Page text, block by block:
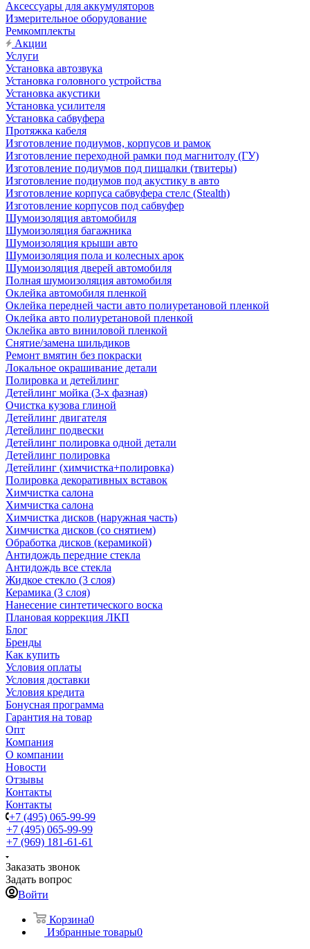
Аксессуары для аккумуляторов
Измерительное оборудование
Ремкомплекты
Акции
Услуги
Установка автозвука
Установка головного устройства
Установка акустики
Установка усилителя
Установка сабвуфера
Протяжка кабеля
Изготовление подиумов, корпусов и рамок
Изготовление переходной рамки под магнитолу (ГУ)
Изготовление подиумов под пищалки (твитеры)
Изготовление подиумов под акустику в авто
Изготовление корпуса сабвуфера стелс (Stealth)
Изготовление корпусов под сабвуфер
Шумоизоляция автомобиля
Шумоизоляция багажника
Шумоизоляция крыши авто
Шумоизоляция пола и колесных арок
Шумоизоляция дверей автомобиля
Полная шумоизоляция автомобиля
Оклейка автомобиля пленкой
Оклейка передней части авто полиуретановой пленкой
Оклейка авто полиуретановой пленкой
Оклейка авто виниловой пленкой
Снятие/замена шильдиков
Ремонт вмятин без покраски
Локальное окрашивание детали
Полировка и детейлинг
Детейлинг мойка (3-х фазная)
Очистка кузова глиной
Детейлинг двигателя
Детейлинг подвески
Детейлинг полировка одной детали
Детейлинг полировка
Детейлинг (химчистка+полировка)
Полировка декоративных вставок
Химчистка салона
Химчистка салона
Химчистка дисков (наружная часть)
Химчистка дисков (со снятием)
Обработка дисков (керамикой)
Антидождь передние стекла
Антидождь все стекла
Жидкое стекло (3 слоя)
Керамика (3 слоя)
Нанесение синтетического воска
Плановая коррекция ЛКП
Блог
Бренды
Как купить
Условия оплаты
Условия доставки
Условия кредита
Бонусная программа
Гарантия на товар
Опт
Компания
О компании
Новости
Отзывы
Контакты
Контакты
+7 (495) 065-99-99
+7 (495) 065-99-99
+7 (969) 181-61-61
Заказать звонок
Задать вопрос
Войти
Корзина0
Избранные товары0